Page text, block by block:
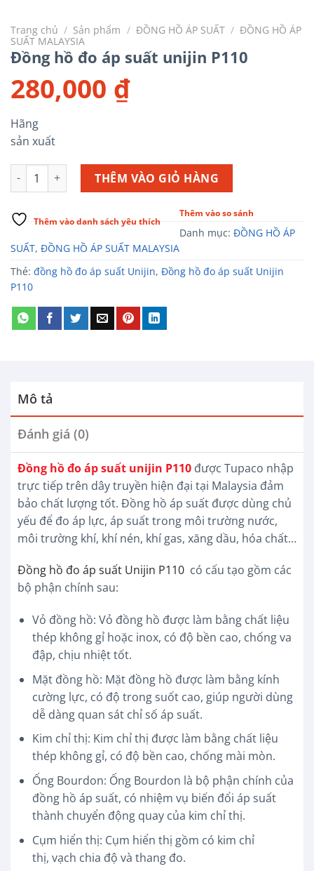
Trang chủ / Sản phẩm / ĐỒNG HỒ ÁP SUẤT / ĐỒNG HỒ ÁP
SUẤT MALAYSIA
Đồng hồ đo áp suất unijin P110
280,000 ₫
Hãng
sản xuất
Đồng hồ đo áp suất unijin P110 số lượng
THÊM VÀO GIỎ HÀNG
Thêm vào danh sách yêu thích
Thêm vào so sánh
Danh mục: ĐỒNG HỒ ÁP
SUẤT, ĐỒNG HỒ ÁP SUẤT MALAYSIA
Thẻ: đồng hồ đo áp suất Unijin, Đồng hồ đo áp suất Unijin
P110
Mô tả
Đánh giá (0)
Đồng hồ đo áp suất unijin P110 được Tupaco nhập
trực tiếp trên dây truyền hiện đại tại Malaysia đảm
bảo chất lượng tốt. Đồng hồ áp suất được dùng chủ
yếu để đo áp lực, áp suất trong môi trường nước,
môi trường khí, khí nén, khí gas, xăng dầu, hóa chất…
Đồng hồ đo áp suất Unijin P110 có cấu tạo gồm các
bộ phận chính sau:
Vỏ đồng hồ: Vỏ đồng hồ được làm bằng chất liệu
thép không gỉ hoặc inox, có độ bền cao, chống va
đập, chịu nhiệt tốt.
Mặt đồng hồ: Mặt đồng hồ được làm bằng kính
cường lực, có độ trong suốt cao, giúp người dùng
dễ dàng quan sát chỉ số áp suất.
Kim chỉ thị: Kim chỉ thị được làm bằng chất liệu
thép không gỉ, có độ bền cao, chống mài mòn.
Ống Bourdon: Ống Bourdon là bộ phận chính của
đồng hồ áp suất, có nhiệm vụ biến đổi áp suất
thành chuyển động quay của kim chỉ thị.
Cụm hiển thị: Cụm hiển thị gồm có kim chỉ
thị, vạch chia độ và thang đo.